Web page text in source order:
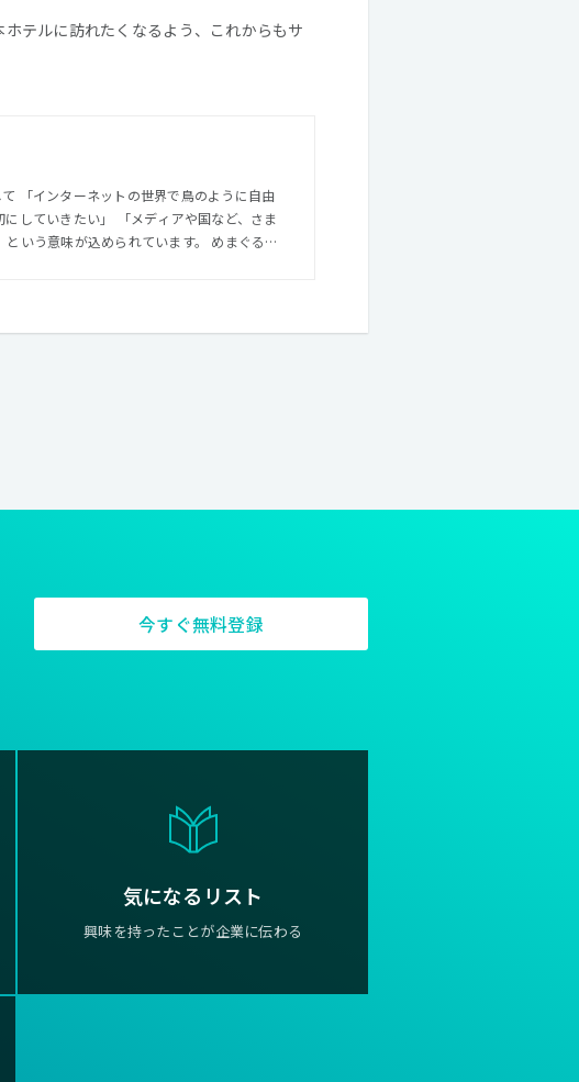
テルに訪れたくなるよう、これからもサ
「インターネットの世界で鳥のように自由
していきたい」 「メディアや国など、さま
しています。 WEBサイトをただ
今すぐ無料登録
気になるリスト
興味を持ったことが企業に伝わる